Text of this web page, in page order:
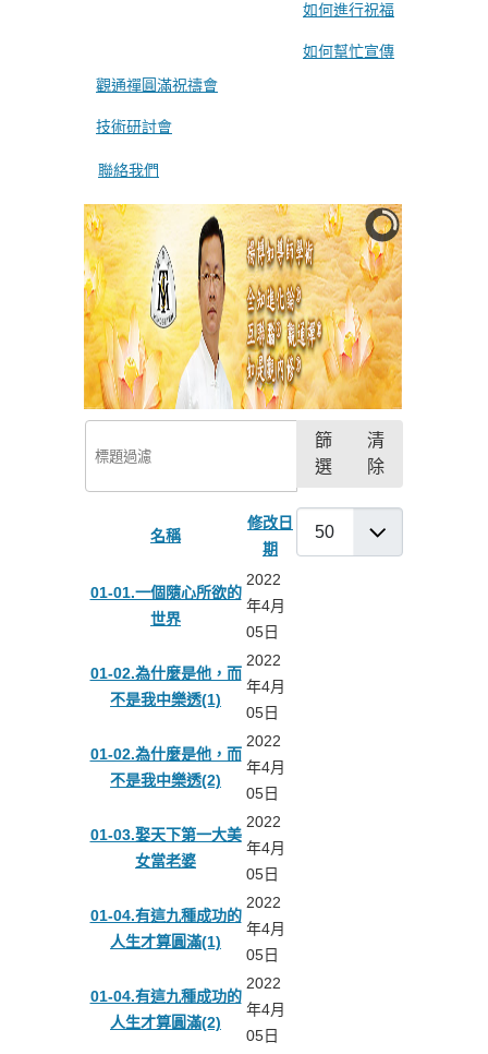
如何進行祝福
如何幫忙宣傳
觀通禪圓滿祝禱會
技術研討會
聯絡我們
篩
選
清
除
名稱
修改日
期
01-01.一個隨心所欲的
世界
2022
年4月
05日
01-02.為什麼是他，而
不是我中樂透(1)
2022
年4月
05日
01-02.為什麼是他，而
不是我中樂透(2)
2022
年4月
05日
01-03.娶天下第一大美
女當老婆
2022
年4月
05日
01-04.有這九種成功的
人生才算圓滿(1)
2022
年4月
05日
01-04.有這九種成功的
人生才算圓滿(2)
2022
年4月
05日